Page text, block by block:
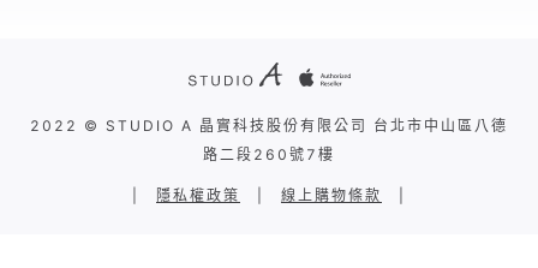
2022 © STUDIO A 晶實科技股份有限公司 台北市中山區八德
路二段260號7樓
隱私權政策 線上購物條款